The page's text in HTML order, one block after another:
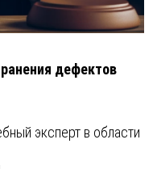
дефектов
эксперт в области